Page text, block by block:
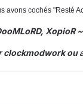
cochés "Resté
XopioR ~
ou